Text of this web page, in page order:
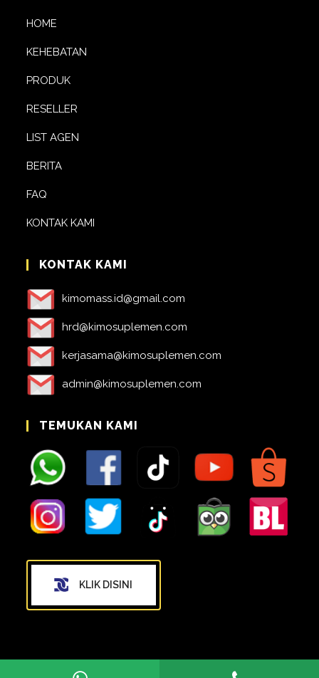
HOME
KEHEBATAN
PRODUK
RESELLER
LIST AGEN
BERITA
FAQ
KONTAK KAMI
KONTAK KAMI
kimomass.id@gmail.com
hrd@kimosuplemen.com
kerjasama@kimosuplemen.com
admin@kimosuplemen.com
TEMUKAN KAMI
KLIK DISINI